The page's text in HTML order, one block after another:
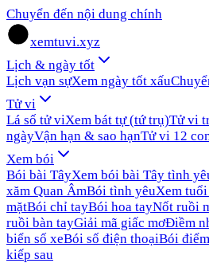
Chuyển đến nội dung chính
xemtuvi.xyz
Lịch & ngày tốt
Lịch vạn sựXem ngày tốt xấu
Tử vi
Lá số tử viXem bát tự (tứ trụ)Tử vi
ngàyVận hạn & sao hạnTử vi 12
Xem bói
Bói bài TâyXem bói bài Tây tình
xăm Quan ÂmBói tình yêuXem
mặtBói chỉ tayBói hoa tayNốt ruồi
ruồi bàn tayGiải mã giấc mơĐiềm
biển số xeBói số điện thoạiBói
kiếp sau